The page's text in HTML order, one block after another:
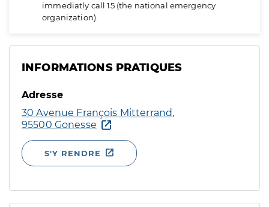
immediatly call 15 (the national emergency
organization).
INFORMATIONS PRATIQUES
Adresse
30 Avenue François Mitterrand,
95500 Gonesse
S'Y RENDRE